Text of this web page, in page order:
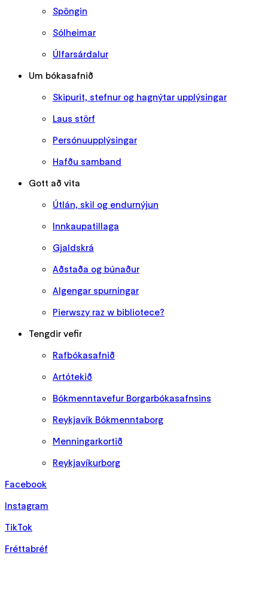
Spöngin
Sólheimar
Úlfarsárdalur
Um bókasafnið
Skipurit, stefnur og hagnýtar upplýsingar
Laus störf
Persónuupplýsingar
Hafðu samband
Gott að vita
Útlán, skil og endurnýjun
Innkaupatillaga
Gjaldskrá
Aðstaða og búnaður
Algengar spurningar
Pierwszy raz w bibliotece?
Tengdir vefir
Rafbókasafnið
Artótekið
Bókmenntavefur Borgarbókasafnsins
Reykjavík Bókmenntaborg
Menningarkortið
Reykjavíkurborg
Facebook
Instagram
TikTok
Fréttabréf